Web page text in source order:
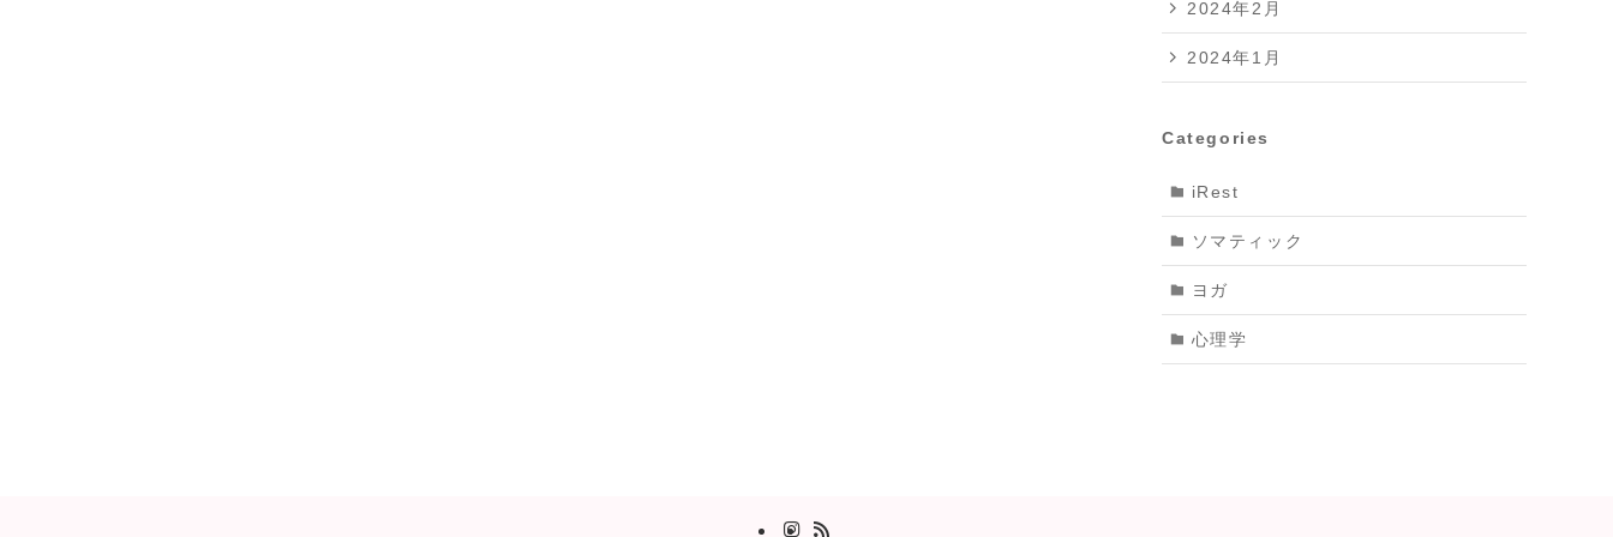
2024年2月
2024年1月
Categories
iRest
ソマティック
ヨガ
心理学